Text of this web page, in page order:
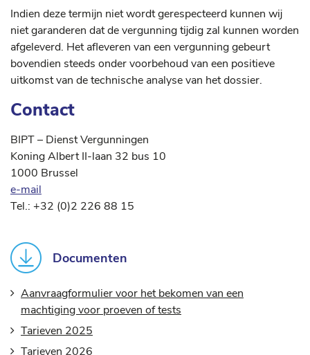
Indien deze termijn niet wordt gerespecteerd kunnen wij
niet garanderen dat de vergunning tijdig zal kunnen worden
afgeleverd. Het afleveren van een vergunning gebeurt
bovendien steeds onder voorbehoud van een positieve
uitkomst van de technische analyse van het dossier.
Contact
BIPT – Dienst Vergunningen
Koning Albert II-laan 32 bus 10
1000 Brussel
e-mail
Tel.: +32 (0)2 226 88 15
Documenten
Aanvraagformulier voor het bekomen van een
machtiging voor proeven of tests
Tarieven 2025
Tarieven 2026